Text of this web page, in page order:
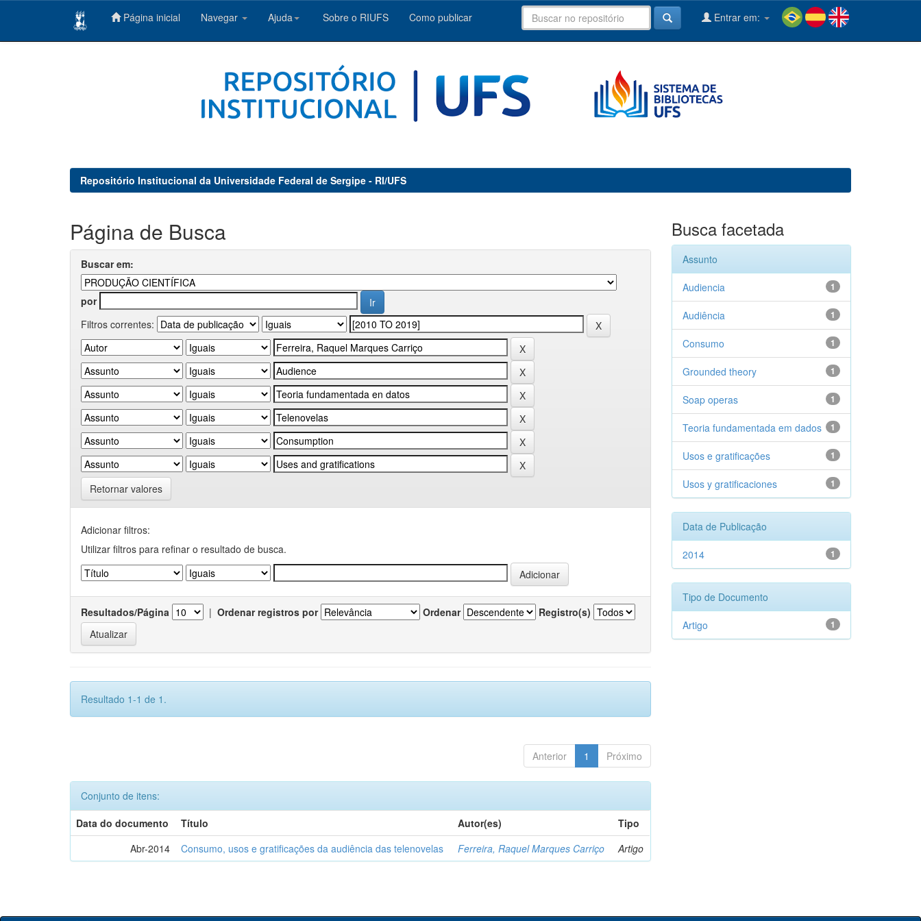
Página inicial Navegar Ajuda Sobre o RIUFS Como publicar Entrar em:
Repositório Institucional da Universidade Federal de Sergipe - RI/UFS
Página de Busca
Buscar em:
por
Filtros correntes:
Retornar valores
Adicionar filtros:
Utilizar filtros para refinar o resultado de busca.
Resultados/Página | Ordenar registros por Ordenar Registro(s)
Resultado 1-1 de 1.
Anterior 1 Próximo
Conjunto de itens:
Data do documento
Título Autor(es)
Tipo
Abr-2014
Consumo, usos e gratificações da audiência das telenovelas Ferreira, Raquel Marques Carriço Artigo
Busca facetada
Assunto
1
Audiencia
1
Audiência
1
Consumo
1
Grounded theory
1
Soap operas
1
Teoria fundamentada em dados
1
Usos e gratificações
1
Usos y gratificaciones
Data de Publicação
1
2014
Tipo de Documento
1
Artigo